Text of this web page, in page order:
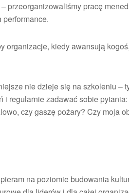
przeorganizowaliśmy pracę
organizacje, kiedy awansują
nie dzieje się na szkoleniu –
i regularnie zadawać sobie
czy gaszę pożary? Czy moja
na poziomie budowania